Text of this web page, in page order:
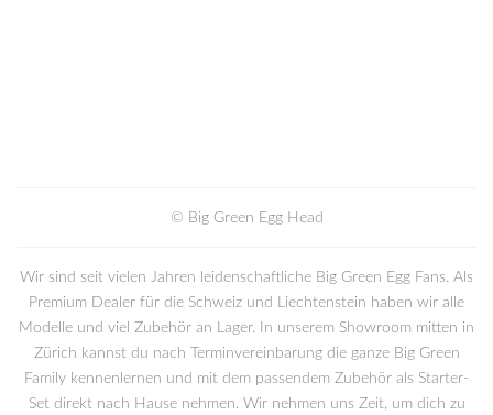
© Big Green Egg Head
Wir sind seit vielen Jahren leidenschaftliche Big Green Egg Fans. Als
Premium Dealer für die Schweiz und Liechtenstein haben wir alle
Modelle und viel Zubehör an Lager. In unserem Showroom mitten in
Zürich kannst du nach Terminvereinbarung die ganze Big Green
Family kennenlernen und mit dem passendem Zubehör als Starter-
Set direkt nach Hause nehmen. Wir nehmen uns Zeit, um dich zu